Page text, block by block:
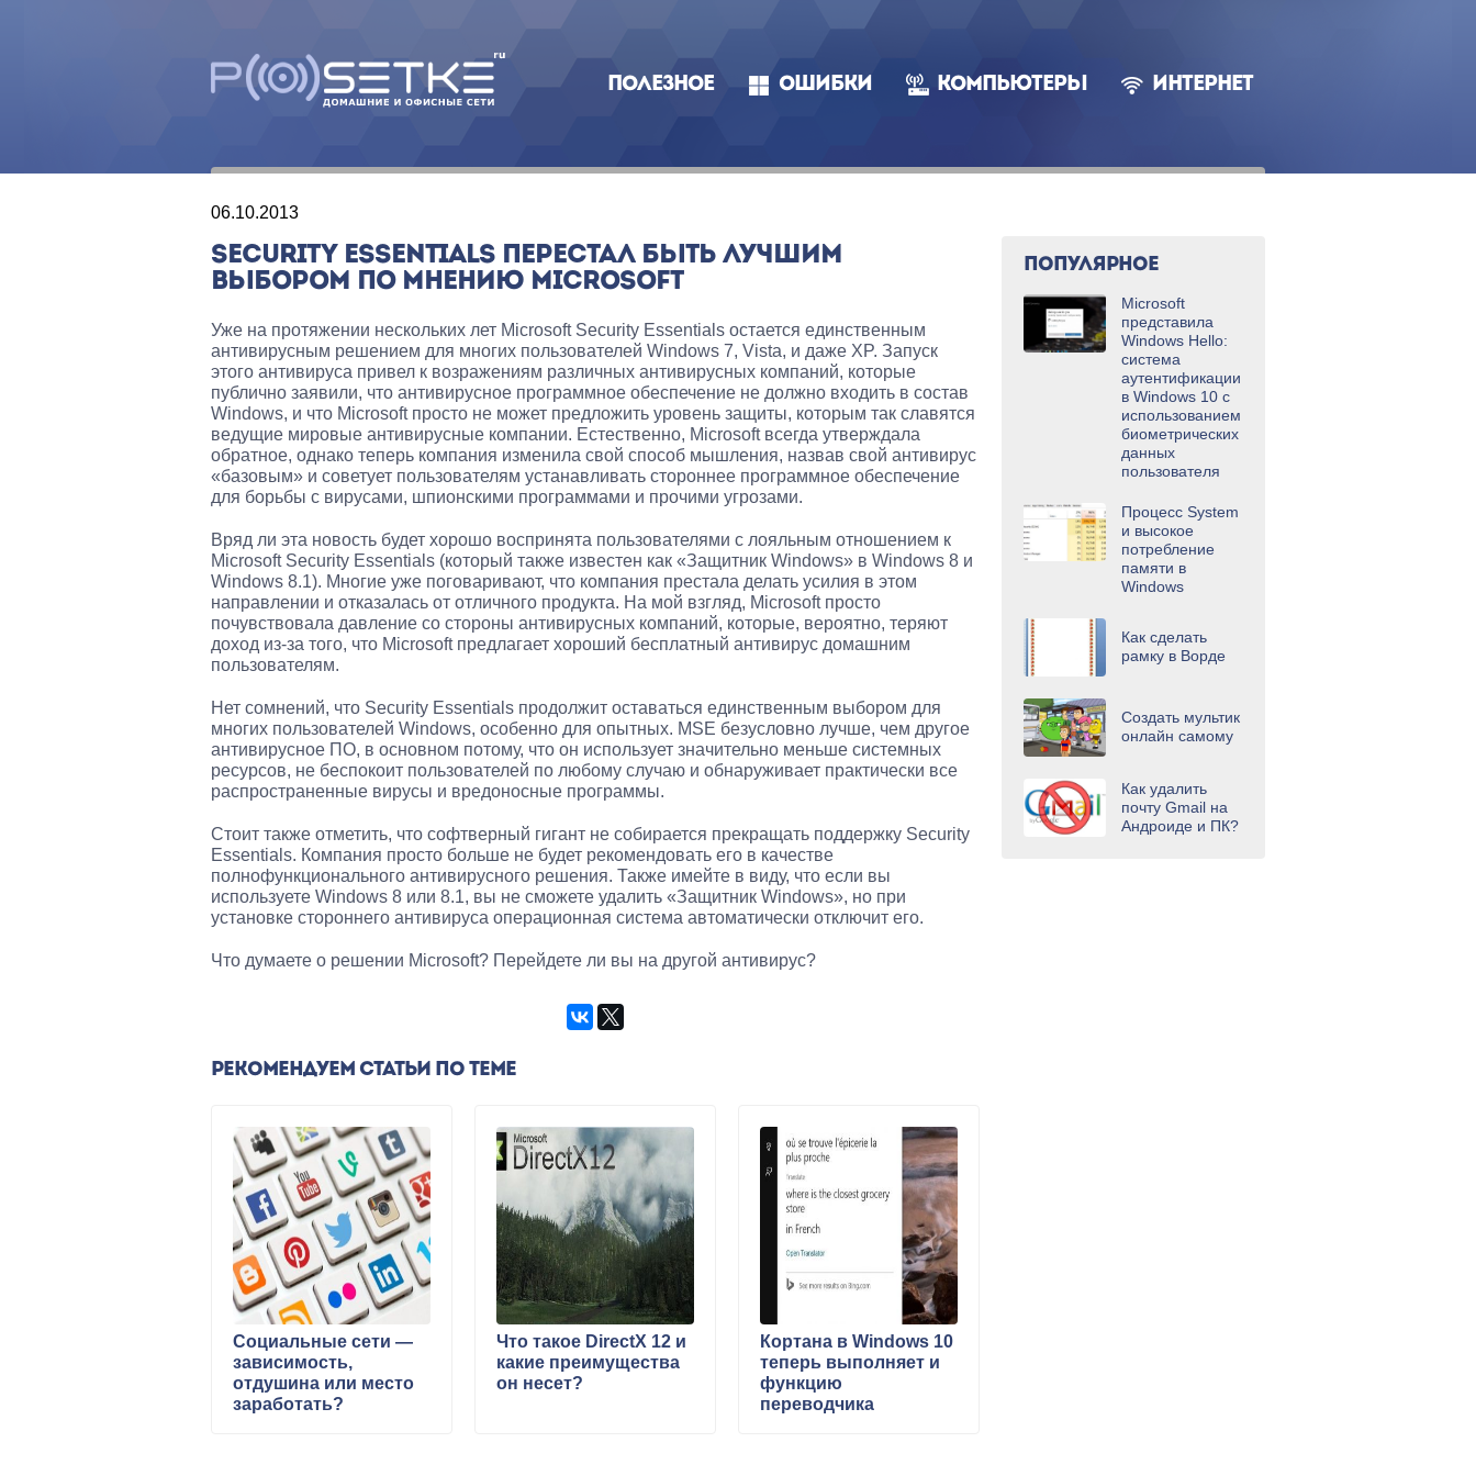
ПОЛЕЗНОЕ ОШИБКИ КОМПЬЮТЕРЫ ИНТЕРНЕТ
06.10.2013
SECURITY ESSENTIALS ПЕРЕСТАЛ БЫТЬ ЛУЧШИМ
ВЫБОРОМ ПО МНЕНИЮ MICROSOFT
Уже на протяжении нескольких лет Microsoft Security Essentials остается единственным
антивирусным решением для многих пользователей Windows 7, Vista, и даже XP. Запуск
этого антивируса привел к возражениям различных антивирусных компаний, которые
публично заявили, что антивирусное программное обеспечение не должно входить в состав
Windows, и что Microsoft просто не может предложить уровень защиты, которым так славятся
ведущие мировые антивирусные компании. Естественно, Microsoft всегда утверждала
обратное, однако теперь компания изменила свой способ мышления, назвав свой антивирус
«базовым» и советует пользователям устанавливать стороннее программное обеспечение
для борьбы с вирусами, шпионскими программами и прочими угрозами.
Вряд ли эта новость будет хорошо воспринята пользователями с лояльным отношением к
Microsoft Security Essentials (который также известен как «Защитник Windows» в Windows 8 и
Windows 8.1). Многие уже поговаривают, что компания престала делать усилия в этом
направлении и отказалась от отличного продукта. На мой взгляд, Microsoft просто
почувствовала давление со стороны антивирусных компаний, которые, вероятно, теряют
доход из-за того, что Microsoft предлагает хороший бесплатный антивирус домашним
пользователям.
Нет сомнений, что Security Essentials продолжит оставаться единственным выбором для
многих пользователей Windows, особенно для опытных. MSE безусловно лучше, чем другое
антивирусное ПО, в основном потому, что он использует значительно меньше системных
ресурсов, не беспокоит пользователей по любому случаю и обнаруживает практически все
распространенные вирусы и вредоносные программы.
Стоит также отметить, что софтверный гигант не собирается прекращать поддержку Security
Essentials. Компания просто больше не будет рекомендовать его в качестве
полнофункционального антивирусного решения. Также имейте в виду, что если вы
используете Windows 8 или 8.1, вы не сможете удалить «Защитник Windows», но при
установке стороннего антивируса операционная система автоматически отключит его.
Что думаете о решении Microsoft? Перейдете ли вы на другой антивирус?
РЕКОМЕНДУЕМ СТАТЬИ ПО ТЕМЕ
Социальные сети —
зависимость,
отдушина или место
заработать?
Что такое DirectX 12 и
какие преимущества
он несет?
Кортана в Windows 10
теперь выполняет и
функцию
переводчика
ПОПУЛЯРНОЕ
Microsoft
представила
Windows Hello:
система
аутентификации
в Windows 10 с
использованием
биометрических
данных
пользователя
Процесс System
и высокое
потребление
памяти в
Windows
Как сделать
рамку в Ворде
Создать мультик
онлайн самому
Как удалить
почту Gmail на
Андроиде и ПК?